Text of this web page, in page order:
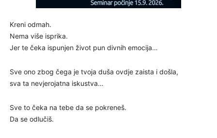
Kreni odmah.
Nema više isprika.
Jer te čeka ispunjen život pun divnih emocija…
Sve ono zbog čega je tvoja duša ovdje zaista i došla,
sva ta nevjerojatna iskustva…
Sve to čeka na tebe da se pokreneš.
Da se odlučiš.